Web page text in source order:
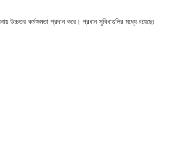
উচ্চতর কর্মক্ষমতা প্রদান করে। প্রধান সুবিধাগুলির মধ্যে রয়েছেঃ